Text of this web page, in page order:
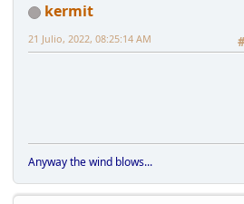
kermit
21 Julio, 2022, 08:25:14 AM
Anyway the wind blows...